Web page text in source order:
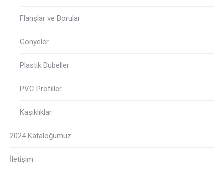
Flanşlar ve Borular
Gönyeler
Plastik Dubeller
PVC Profiller
Kaşıklıklar
2024 Kataloğumuz
İletişim